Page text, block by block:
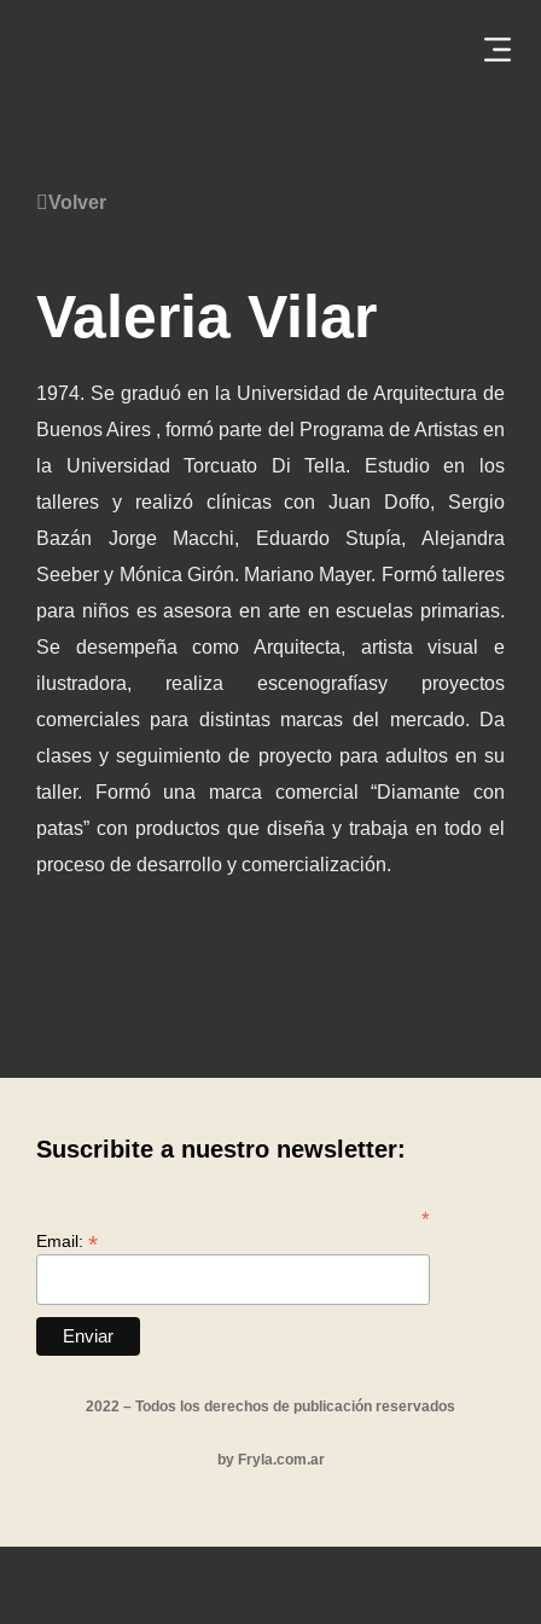
Volver
Valeria Vilar
1974. Se graduó en la Universidad de Arquitectura de
Buenos Aires , formó parte del Programa de Artistas en
la Universidad Torcuato Di Tella. Estudio en los
talleres y realizó clínicas con Juan Doffo, Sergio
Bazán Jorge Macchi, Eduardo Stupía, Alejandra
Seeber y Mónica Girón. Mariano Mayer. Formó talleres
para niños es asesora en arte en escuelas primarias.
Se desempeña como Arquitecta, artista visual e
ilustradora, realiza escenografíasy proyectos
comerciales para distintas marcas del mercado. Da
clases y seguimiento de proyecto para adultos en su
taller. Formó una marca comercial “Diamante con
patas” con productos que diseña y trabaja en todo el
proceso de desarrollo y comercialización.
Suscribite a nuestro newsletter:
*
Email: *
2022 – Todos los derechos de publicación reservados
by Fryla.com.ar